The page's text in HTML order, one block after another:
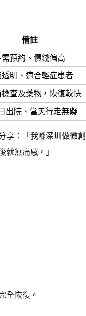
備註
需預約、價錢偏高
透明、適合輕症患者
檢查及藥物，恢復較快
出院、當天行走無礙
：「我喺深圳做微創
就無痛感。」
全恢復。